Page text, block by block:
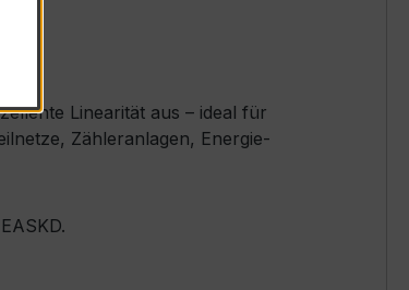
Linearität aus – ideal für
Zähleranlagen, Energie-